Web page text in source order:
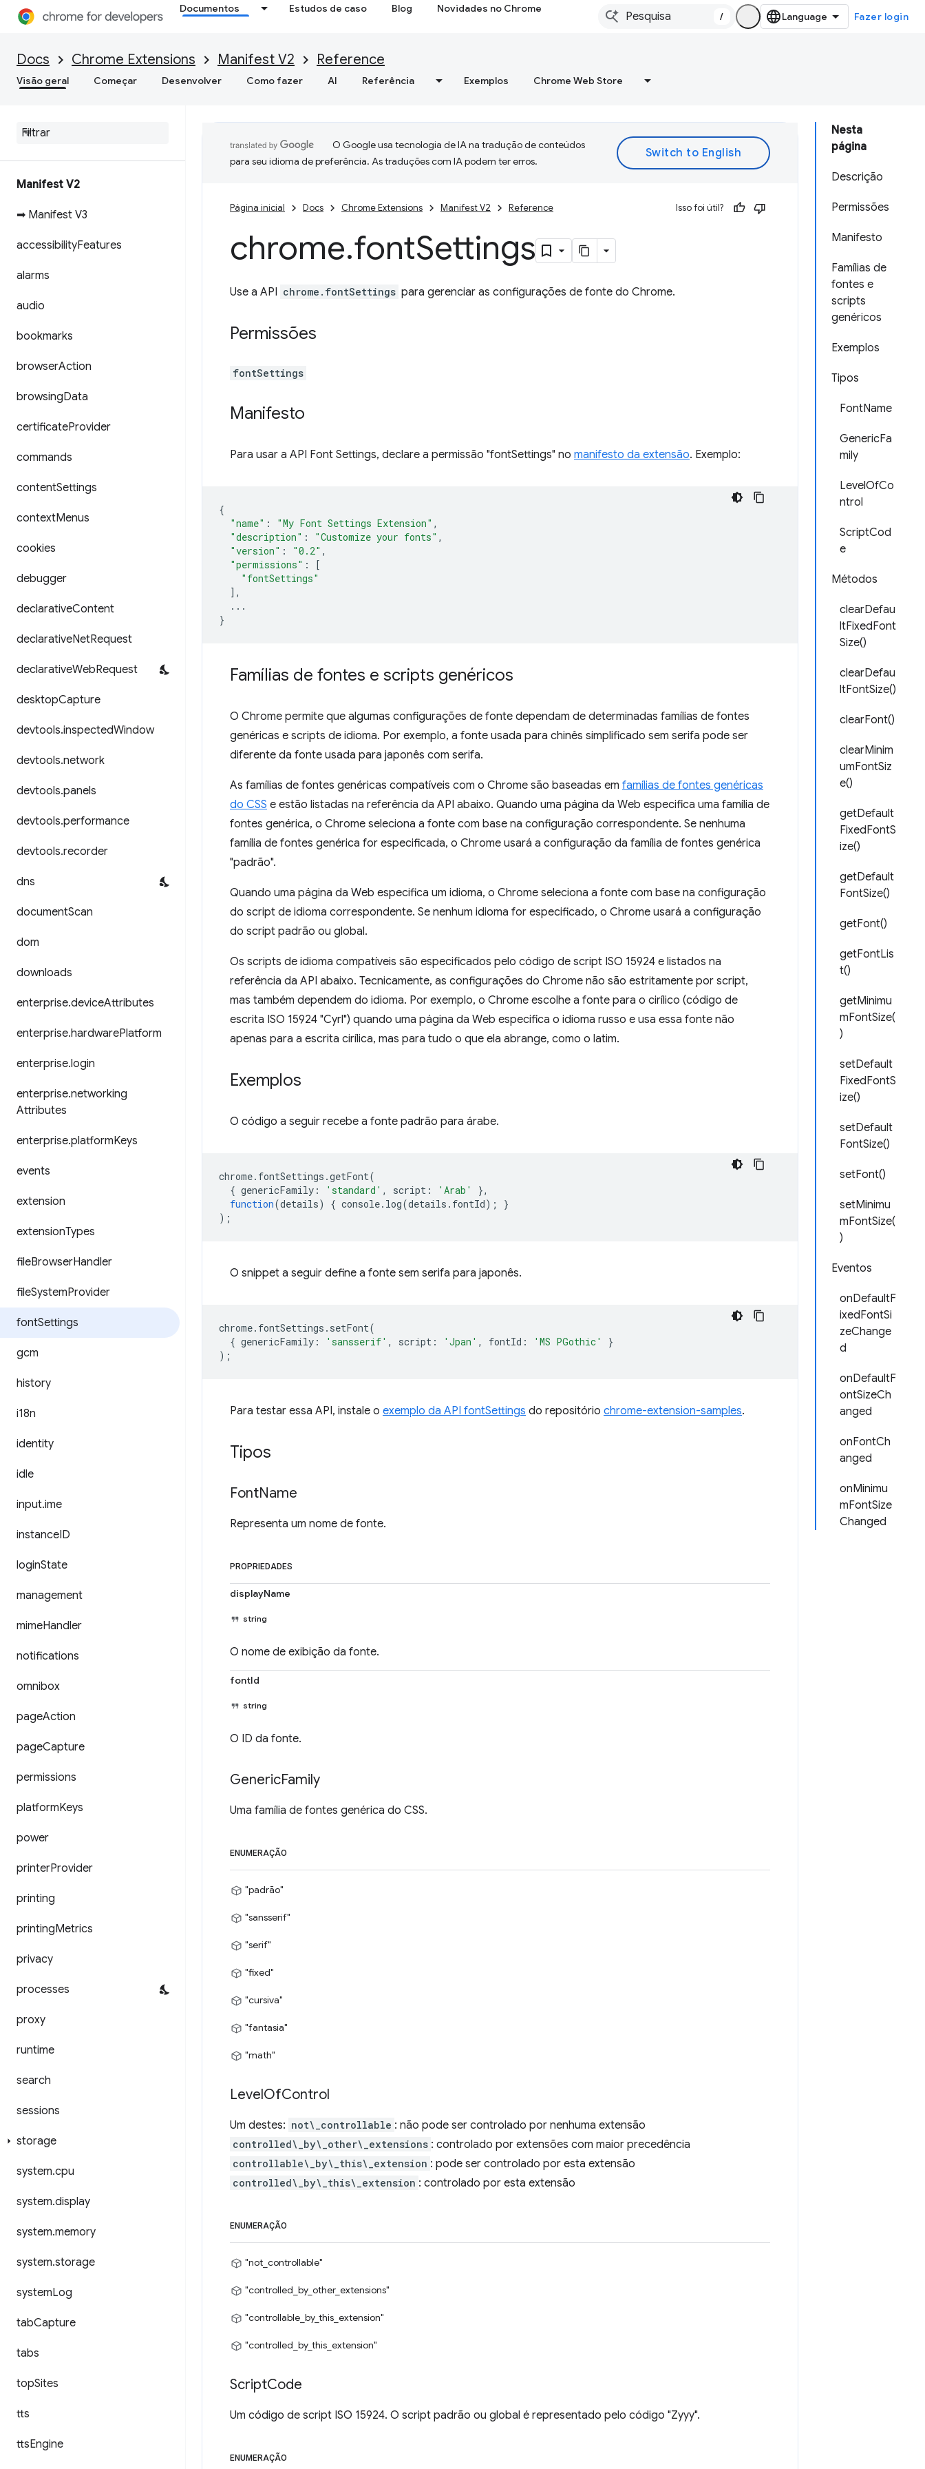
Documentos Estudos de caso Blog Novidades no Chrome
/ Fazer login
Docs Chrome Extensions Manifest V2 Reference
Visão geral Começar Desenvolver Como fazer AI Referência Exemplos Chrome Web Store
Manifest V2
➡ Manifest V3
accessibilityFeatures
alarms
audio
bookmarks
browserAction
browsingData
certificateProvider
commands
contentSettings
contextMenus
cookies
debugger
declarativeContent
declarativeNetRequest
declarativeWebRequest
desktopCapture
devtools.inspectedWindow
devtools.network
devtools.panels
devtools.performance
devtools.recorder
dns
documentScan
dom
downloads
enterprise.deviceAttributes
enterprise.hardwarePlatform
enterprise.login
enterprise.networking
Attributes
enterprise.platformKeys
events
extension
extensionTypes
fileBrowserHandler
fileSystemProvider
fontSettings
gcm
history
i18n
identity
idle
input.ime
instanceID
loginState
management
mimeHandler
notifications
omnibox
pageAction
pageCapture
permissions
platformKeys
power
printerProvider
printing
printingMetrics
privacy
processes
proxy
runtime
search
sessions
storage
system.cpu
system.display
system.memory
system.storage
systemLog
tabCapture
tabs
topSites
tts
ttsEngine
Nesta
página
Descrição
Permissões
Manifesto
Famílias de
fontes e
scripts
genéricos
Exemplos
Tipos
FontName
GenericFa
mily
LevelOfCo
ntrol
ScriptCod
e
Métodos
clearDefau
ltFixedFont
Size()
clearDefau
ltFontSize()
clearFont()
clearMinim
umFontSiz
e()
getDefault
FixedFontS
ize()
getDefault
FontSize()
getFont()
getFontLis
t()
getMinimu
mFontSize(
)
setDefault
FixedFontS
ize()
setDefault
FontSize()
setFont()
setMinimu
mFontSize(
)
Eventos
onDefaultF
ixedFontSi
zeChange
d
onDefaultF
ontSizeCh
anged
onFontCh
anged
onMinimu
mFontSize
Changed
O Google usa tecnologia de IA na tradução de conteúdos
para seu idioma de preferência. As traduções com IA podem ter erros.
Página inicial Docs Chrome Extensions Manifest V2 Reference Isso foi útil?
chrome.fontSettings
Use a API chrome.fontSettings para gerenciar as configurações de fonte do Chrome.
Permissões
fontSettings
Manifesto
Para usar a API Font Settings, declare a permissão "fontSettings" no manifesto da extensão. Exemplo:
{
"name" : "My Font Settings Extension" ,
"description" : "Customize your fonts" ,
"version" : "0.2" ,
"permissions" :
[
"fontSettings"
],
...
}
Famílias de fontes e scripts genéricos
O Chrome permite que algumas configurações de fonte dependam de determinadas famílias de fontes
genéricas e scripts de idioma. Por exemplo, a fonte usada para chinês simplificado sem serifa pode ser
diferente da fonte usada para japonês com serifa.
As famílias de fontes genéricas compatíveis com o Chrome são baseadas em famílias de fontes genéricas
do CSS e estão listadas na referência da API abaixo. Quando uma página da Web especifica uma família de
fontes genérica, o Chrome seleciona a fonte com base na configuração correspondente. Se nenhuma
família de fontes genérica for especificada, o Chrome usará a configuração da família de fontes genérica
"padrão".
Quando uma página da Web especifica um idioma, o Chrome seleciona a fonte com base na configuração
do script de idioma correspondente. Se nenhum idioma for especificado, o Chrome usará a configuração
do script padrão ou global.
Os scripts de idioma compatíveis são especificados pelo código de script ISO 15924 e listados na
referência da API abaixo. Tecnicamente, as configurações do Chrome não são estritamente por script,
mas também dependem do idioma. Por exemplo, o Chrome escolhe a fonte para o cirílico (código de
escrita ISO 15924 "Cyrl") quando uma página da Web especifica o idioma russo e usa essa fonte não
apenas para a escrita cirílica, mas para tudo o que ela abrange, como o latim.
Exemplos
O código a seguir recebe a fonte padrão para árabe.
chrome. fontSettings .getFont(
{ genericFamily : 'standard' , script : 'Arab'
},
function(details) { console. log(details . fontId);
}
);
O snippet a seguir define a fonte sem serifa para japonês.
chrome. fontSettings . setFont(
{ genericFamily : 'sansserif' , script : 'Jpan' , fontId : 'MS PGothic'
}
);
Para testar essa API, instale o exemplo da API fontSettings do repositório chrome-extension-samples.
Tipos
FontName
Representa um nome de fonte.
PROPRIEDADES
displayName
string
O nome de exibição da fonte.
fontId
string
O ID da fonte.
GenericFamily
Uma família de fontes genérica do CSS.
ENUMERAÇÃO
"padrão"
"sansserif"
"serif"
"fixed"
"cursiva"
"fantasia"
"math"
LevelOfControl
Um destes: not\_controllable : não pode ser controlado por nenhuma extensão
controlled\_by\_other\_extensions : controlado por extensões com maior precedência
controllable\_by\_this\_extension : pode ser controlado por esta extensão
controlled\_by\_this\_extension : controlado por esta extensão
ENUMERAÇÃO
"not_controllable"
"controlled_by_other_extensions"
"controllable_by_this_extension"
"controlled_by_this_extension"
ScriptCode
Um código de script ISO 15924. O script padrão ou global é representado pelo código "Zyyy".
ENUMERAÇÃO